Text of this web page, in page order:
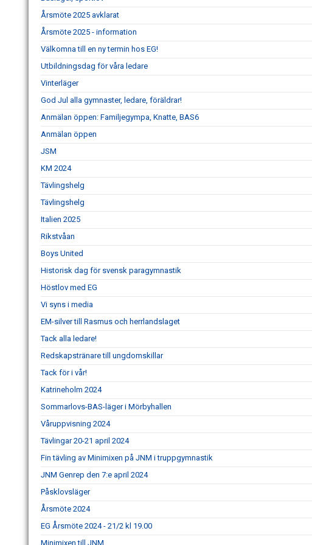
Årsmöte 2025 avklarat
Årsmöte 2025 - information
Välkomna till en ny termin hos EG!
Utbildningsdag för våra ledare
Vinterläger
God Jul alla gymnaster, ledare, föräldrar!
Anmälan öppen: Familjegympa, Knatte, BAS6
Anmälan öppen
JSM
KM 2024
Tävlingshelg
Tävlingshelg
Italien 2025
Rikstvåan
Boys United
Historisk dag för svensk paragymnastik
Höstlov med EG
Vi syns i media
EM-silver till Rasmus och herrlandslaget
Tack alla ledare!
Redskapstränare till ungdomskillar
Tack för i vår!
Katrineholm 2024
Sommarlovs-BAS-läger i Mörbyhallen
Våruppvisning 2024
Tävlingar 20-21 april 2024
Fin tävling av Minimixen på JNM i truppgymnastik
JNM Genrep den 7:e april 2024
Påsklovsläger
Årsmöte 2024
EG Årsmöte 2024 - 21/2 kl 19.00
Minimixen till JNM